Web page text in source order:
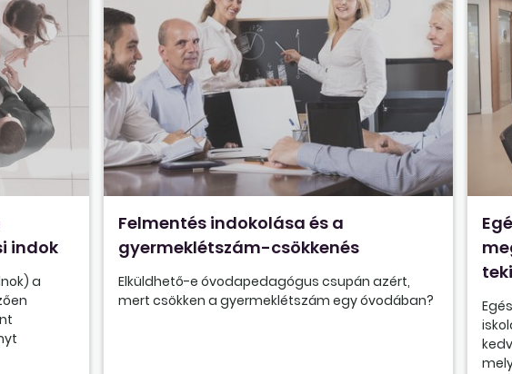
indok
a
Felmentés indokolása és a
gyermeklétszám-csökkenés
Elküldhető-e óvodapedagógus csupán azért,
mert csökken a gyermeklétszám egy óvodában?